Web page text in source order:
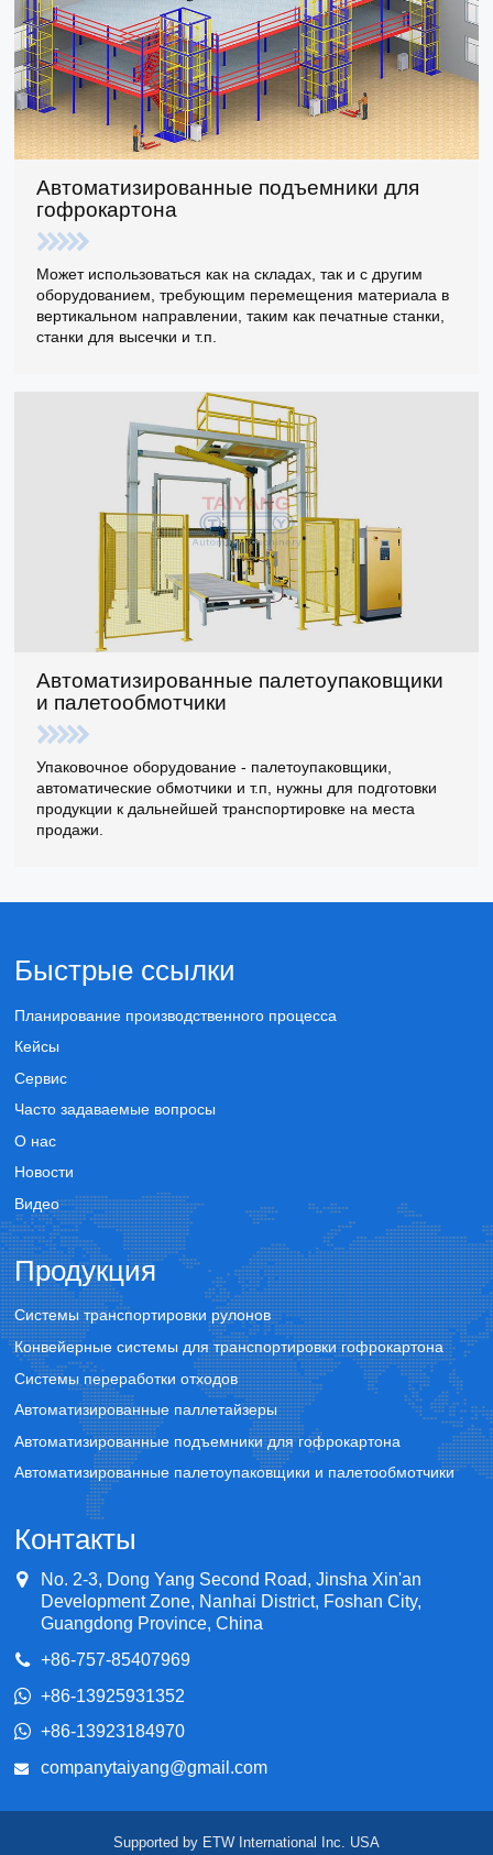
Автоматизированные подъемники для
гофрокартона
Может использоваться как на складах, так и с другим
оборудованием, требующим перемещения материала в
вертикальном направлении, таким как печатные станки,
станки для высечки и т.п.
Автоматизированные палетоупаковщики
и палетообмотчики
Упаковочное оборудование - палетоупаковщики,
автоматические обмотчики и т.п, нужны для подготовки
продукции к дальнейшей транспортировке на места
продажи.
Быстрые ссылки
Планирование производственного процесса
Кейсы
Сервис
Часто задаваемые вопросы
О нас
Новости
Видео
Продукция
Системы транспортировки рулонов
Конвейерные системы для транспортировки гофрокартона
Системы переработки отходов
Автоматизированные паллетайзеры
Автоматизированные подъемники для гофрокартона
Автоматизированные палетоупаковщики и палетообмотчики
Контакты
No. 2-3, Dong Yang Second Road, Jinsha Xin'an
Development Zone, Nanhai District, Foshan City,
Guangdong Province, China
+86-757-85407969
+86-13925931352
+86-13923184970
companytaiyang@gmail.com
Supported by ETW International Inc. USA